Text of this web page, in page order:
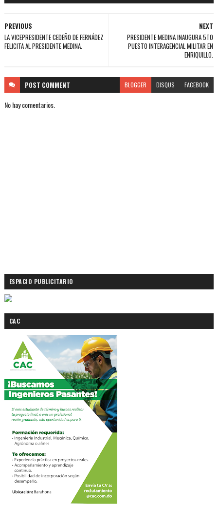
NEXT
PRESIDENTE MEDINA INAUGURA 5TO
PUESTO INTERAGENCIAL MILITAR EN
ENRIQUILLO.
PREVIOUS
LA VICEPRESIDENTE CEDEÑO DE FERNÁDEZ
FELICITA AL PRESIDENTE MEDINA.
POST COMMENT BLOGGER DISQUS FACEBOOK
No hay comentarios.
ESPACIO PUBLICITARIO
CAC